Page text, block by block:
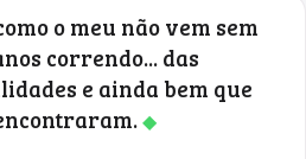
o meu não vem sem
correndo... das
e ainda bem que
◆